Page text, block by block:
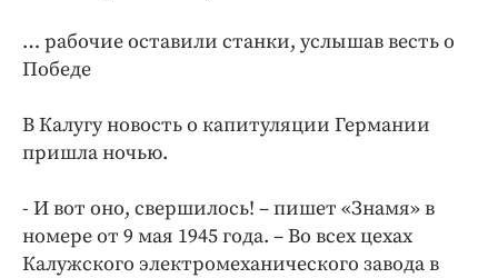
… рабочие оставили станки, услышав весть о
Победе
В Калугу новость о капитуляции Германии
пришла ночью.
- И вот оно, свершилось! – пишет «Знамя» в
номере от 9 мая 1945 года. – Во всех цехах
Калужского электромеханического завода в